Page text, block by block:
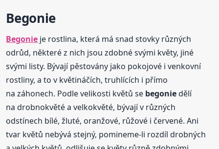
Begonie
Begonie je rostlina, která má snad stovky různých
odrůd, některé z nich jsou zdobné svými květy, jiné
svými listy. Bývají pěstovány jako pokojové i venkovní
rostliny, a to v květináčích, truhlících i přímo
na záhonech. Podle velikosti květů se begoniedělí
na drobnokvěté a velkokvěté, bývají v různých
odstínech bílé, žluté, oranžové, růžové i červené. Ani
tvar květů nebývá stejný, pomineme-li rozdíl drobných